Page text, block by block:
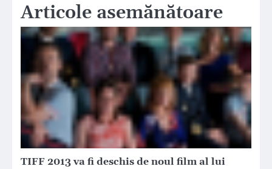
Articole asemănătoare
TIFF 2013 va fi deschis de noul film al lui